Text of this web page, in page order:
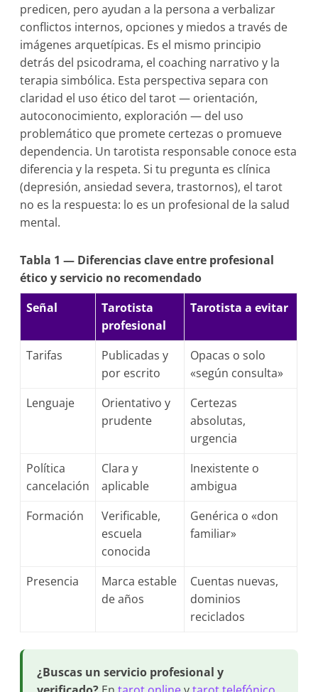
predicen, pero ayudan a la persona a verbalizar
conflictos internos, opciones y miedos a través de
imágenes arquetípicas. Es el mismo principio
detrás del psicodrama, el coaching narrativo y la
terapia simbólica. Esta perspectiva separa con
claridad el uso ético del tarot — orientación,
autoconocimiento, exploración — del uso
problemático que promete certezas o promueve
dependencia. Un tarotista responsable conoce esta
diferencia y la respeta. Si tu pregunta es clínica
(depresión, ansiedad severa, trastornos), el tarot
no es la respuesta: lo es un profesional de la salud
mental.
Tabla 1 — Diferencias clave entre profesional
ético y servicio no recomendado
Señal
Tarotista
profesional
Tarotista a evitar
Tarifas
Publicadas y
por escrito
Opacas o solo
«según consulta»
Lenguaje
Orientativo y
prudente
Certezas
absolutas,
urgencia
Política
cancelación
Clara y
aplicable
Inexistente o
ambigua
Formación
Verificable,
escuela
conocida
Genérica o «don
familiar»
Presencia
Marca estable
de años
Cuentas nuevas,
dominios
reciclados
¿Buscas un servicio profesional y